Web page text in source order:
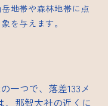
地帯や森林地帯に点
を与えます。
一つで、落差133メ
、那智大社の近くに